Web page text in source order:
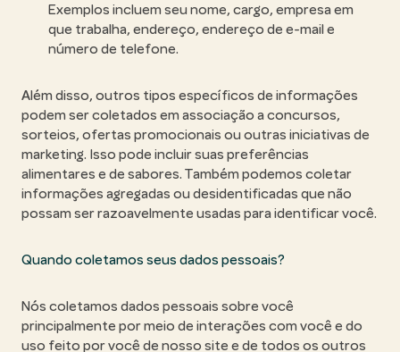
Exemplos incluem seu nome, cargo, empresa em
que trabalha, endereço, endereço de e-mail e
número de telefone.
Além disso, outros tipos específicos de informações
podem ser coletados em associação a concursos,
sorteios, ofertas promocionais ou outras iniciativas de
marketing. Isso pode incluir suas preferências
alimentares e de sabores. Também podemos coletar
informações agregadas ou desidentificadas que não
possam ser razoavelmente usadas para identificar você.
Quando coletamos seus dados pessoais?
Nós coletamos dados pessoais sobre você
principalmente por meio de interações com você e do
uso feito por você de nosso site e de todos os outros